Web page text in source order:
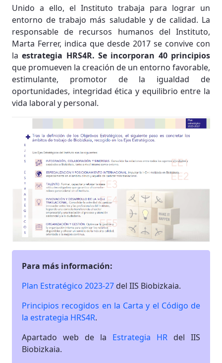
Unido a ello, el Instituto trabaja para lograr un
entorno de trabajo más saludable y de calidad. La
responsable de recursos humanos del Instituto,
Marta Ferrer, indica que desde 2017 se convive con
laestrategia HRS4R. Se incorporan 40 principios
que promueven la creación de un entorno favorable,
estimulante, promotor de la igualdad de
oportunidades, integridad ética y equilibrio entre la
vida laboral y personal.
Para más información:
Plan Estratégico 2023-27 del IIS Biobizkaia.
Principios recogidos en la Carta y el Código de
la estrategia HRS4R.
Apartado web de la Estrategia HR del IIS
Biobizkaia.